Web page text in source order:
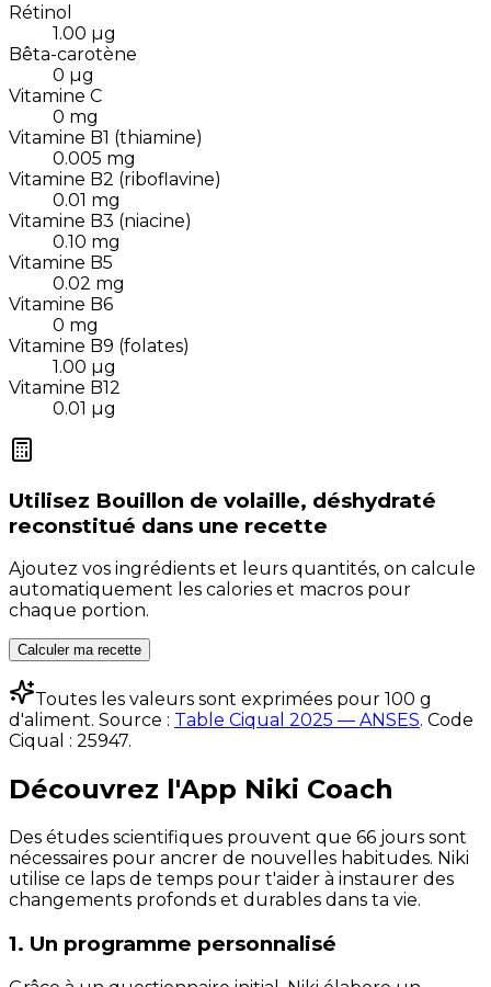
Rétinol
1.00 µg
Bêta-carotène
0 µg
Vitamine C
0 mg
Vitamine B1 (thiamine)
0.005 mg
Vitamine B2 (riboflavine)
0.01 mg
Vitamine B3 (niacine)
0.10 mg
Vitamine B5
0.02 mg
Vitamine B6
0 mg
Vitamine B9 (folates)
1.00 µg
Vitamine B12
0.01 µg
Utilisez Bouillon de volaille, déshydraté
reconstitué dans une recette
Ajoutez vos ingrédients et leurs quantités, on calcule
automatiquement les calories et macros pour
chaque portion.
Calculer ma recette
Toutes les valeurs sont exprimées pour 100 g
d'aliment. Source : Table Ciqual 2025 — ANSES. Code
Ciqual : 25947.
Découvrez l'App Niki Coach
Des études scientifiques prouvent que 66 jours sont
nécessaires pour ancrer de nouvelles habitudes. Niki
utilise ce laps de temps pour t'aider à instaurer des
changements profonds et durables dans ta vie.
1. Un programme personnalisé